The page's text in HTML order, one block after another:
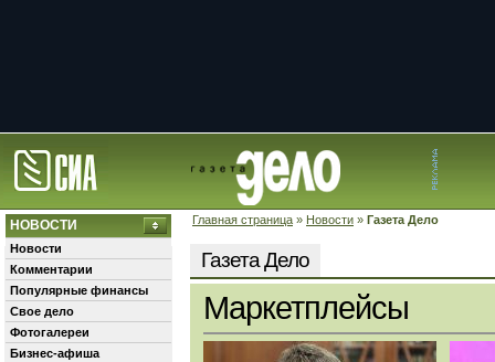
Главная страница » Новости » Газета Дело
НОВОСТИ
Новости
Комментарии
Популярные финансы
Свое дело
Фотогалереи
Бизнес-афиша
Газета Дело
Маркетплейсы